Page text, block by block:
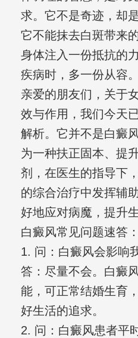
求。它不是奇迹，却
它不能抹去白斑带来
身体注入一份抵抗的
疾病时，多一份从容。
亲爱的朋友们，关于
效与作用，我们今天
解析。它并不是白癜
为一种扶正固本、提
剂，在医生的指导下
的综合治疗中发挥辅
好地应对病魔，提升
白癜风常见问题速答：
1. 问：白癜风会影响
答：尽量不会。白癜
能，可正常结婚生育
好生活的追求。
2. 问：白癜风患者平